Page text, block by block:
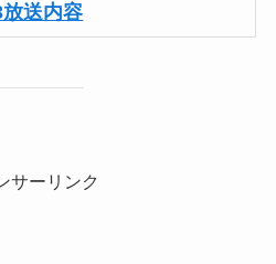
送内容
サーリンク